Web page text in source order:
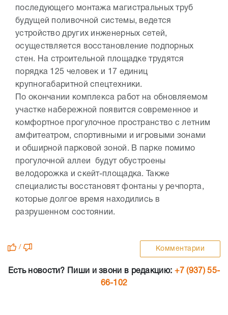
последующего монтажа магистральных труб
будущей поливочной системы, ведется
устройство других инженерных сетей,
осуществляется восстановление подпорных
стен. На строительной площадке трудятся
порядка 125 человек и 17 единиц
крупногабаритной спецтехники.
По окончании комплекса работ на обновляемом
участке набережной появится современное и
комфортное прогулочное пространство с летним
амфитеатром, спортивными и игровыми зонами
и обширной парковой зоной. В парке помимо
прогулочной аллеи будут обустроены
велодорожка и скейт-площадка. Также
специалисты восстановят фонтаны у речпорта,
которые долгое время находились в
разрушенном состоянии.
/ Комментарии
Есть новости? Пиши и звони в редакцию: +7 (937) 55-
66-102